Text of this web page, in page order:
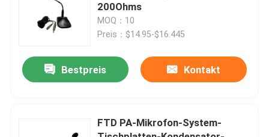
Treten Sie mit uns in Verbindung
Nachrichten
Beschallungsanlage-Verstärker
200Ohms
MOQ：10
Preis：$14.95-$16.445
Bestpreis Kontakt
FTD PA-Mikrofon-System-